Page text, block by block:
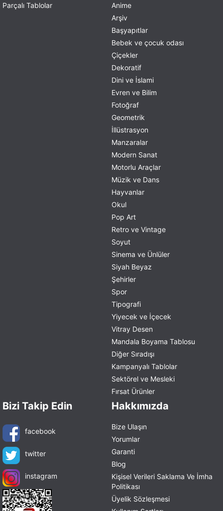
Parçalı Tablolar
Anime
Arşiv
Başyapıtlar
Bebek ve çocuk odası
Çiçekler
Dekoratif
Dini ve İslami
Evren ve Bilim
Fotoğraf
Geometrik
İllüstrasyon
Manzaralar
Modern Sanat
Motorlu Araçlar
Müzik ve Dans
Hayvanlar
Okul
Pop Art
Retro ve Vintage
Soyut
Sinema ve Ünlüler
Siyah Beyaz
Şehirler
Spor
Tipografi
Yiyecek ve İçecek
Vitray Desen
Mandala Boyama Tablosu
Diğer Sıradışı
Kampanyalı Tablolar
Sektörel ve Mesleki
Fırsat Ürünler
Bizi Takip Edin
facebook
twitter
instagram
Hakkımızda
Bize Ulaşın
Yorumlar
Garanti
Blog
Kişisel Verileri Saklama Ve İmha
Politikası
Üyelik Sözleşmesi